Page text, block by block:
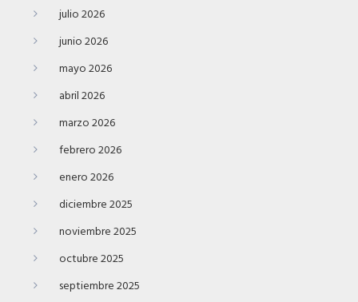
julio 2026
junio 2026
mayo 2026
abril 2026
marzo 2026
febrero 2026
enero 2026
diciembre 2025
noviembre 2025
octubre 2025
septiembre 2025